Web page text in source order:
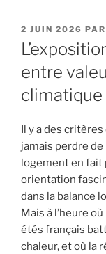
PUBLIÉ
LE
2 JUIN 2026 PAR
entre
climatique
Il y a des
jamais perdre de
logement en fait
orientation
dans la balance
Mais à l’heure
étés français
chaleur, et où la